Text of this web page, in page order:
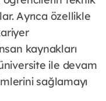
Ayrıca özellikle
kaynakları
ile devam
sağlamayı